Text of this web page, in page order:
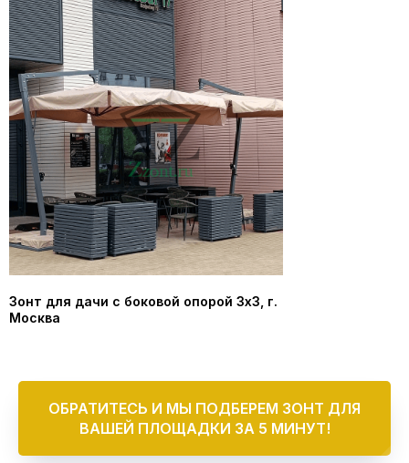
Зонт для дачи с боковой опорой 3х3, г.
Москва
ОБРАТИТЕСЬ И МЫ ПОДБЕРЕМ ЗОНТ ДЛЯ
ВАШЕЙ ПЛОЩАДКИ ЗА 5 МИНУТ!